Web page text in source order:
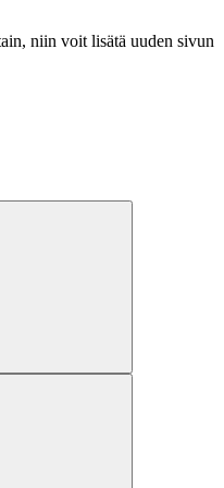
niin voit lisätä uuden sivun